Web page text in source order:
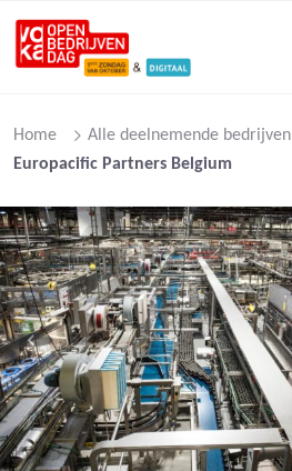
Home Alle deelnemende bedrijven
Europacific Partners Belgium